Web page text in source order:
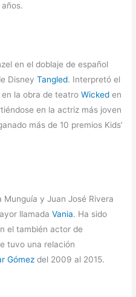
en el doblaje de español
DisneyTangled. Interpretó el
en la obra de teatroWicked en
en la actriz más joven
más de 10 premios Kids’
y Juan José Rivera
llamadaVania. Ha sido
el también actor de
tuvo una relación
Gómez del 2009 al 2015.